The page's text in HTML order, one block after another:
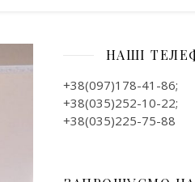
НАШІ
+38(097)178-41-86;
+38(035)252-10-22;
+38(035)225-75-88